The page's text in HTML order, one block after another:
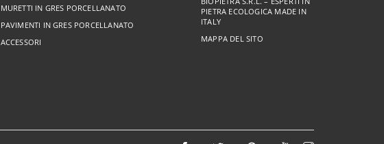
MURETTI IN GRES PORCELLANATO
PAVIMENTI IN GRES PORCELLANATO
ACCESSORI
PIETRA ECOLOGICA MADE IN
ITALY
MAPPA DEL SITO